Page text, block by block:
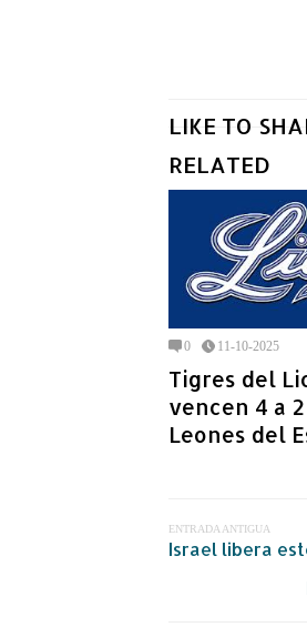
LIKE TO
RELATED
0 11-10-2025
Tigres del
vencen 4 a
Leones del
ENTRADA ANTIGUA
Israel libera